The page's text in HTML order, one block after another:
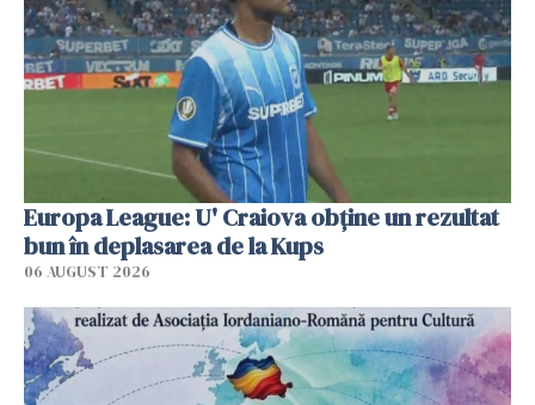
Europa League: U' Craiova obține un rezultat
bun în deplasarea de la Kups
06 AUGUST 2026